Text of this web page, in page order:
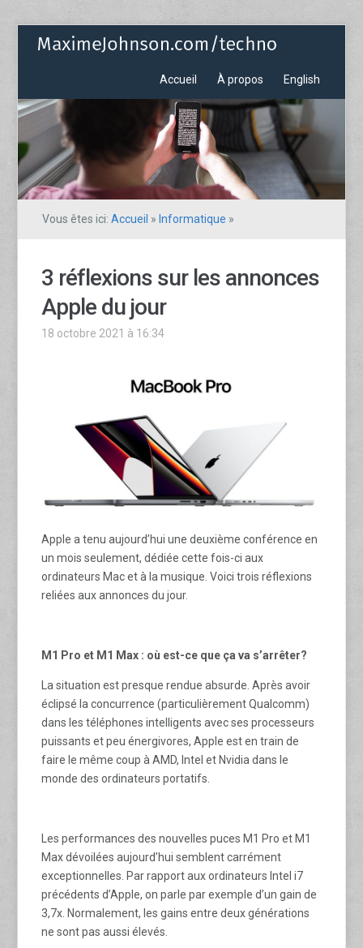
Accueil À propos English
Vous êtes ici:Accueil » Informatique »
3 réflexions sur les annonces
Apple du jour
18 octobre 2021 à 16:34
Apple a tenu aujourd’hui une deuxième conférence en
un mois seulement, dédiée cette fois-ci aux
ordinateurs Mac et à la musique. Voici trois réflexions
reliées aux annonces du jour.
M1 Pro et M1 Max : où est-ce que ça va s’arrêter?
La situation est presque rendue absurde. Après avoir
éclipsé la concurrence (particulièrement Qualcomm)
dans les téléphones intelligents avec ses processeurs
puissants et peu énergivores, Apple est en train de
faire le même coup à AMD, Intel et Nvidia dans le
monde des ordinateurs portatifs.
Les performances des nouvelles puces M1 Pro et M1
Max dévoilées aujourd’hui semblent carrément
exceptionnelles. Par rapport aux ordinateurs Intel i7
précédents d’Apple, on parle par exemple d’un gain de
3,7x. Normalement, les gains entre deux générations
ne sont pas aussi élevés.